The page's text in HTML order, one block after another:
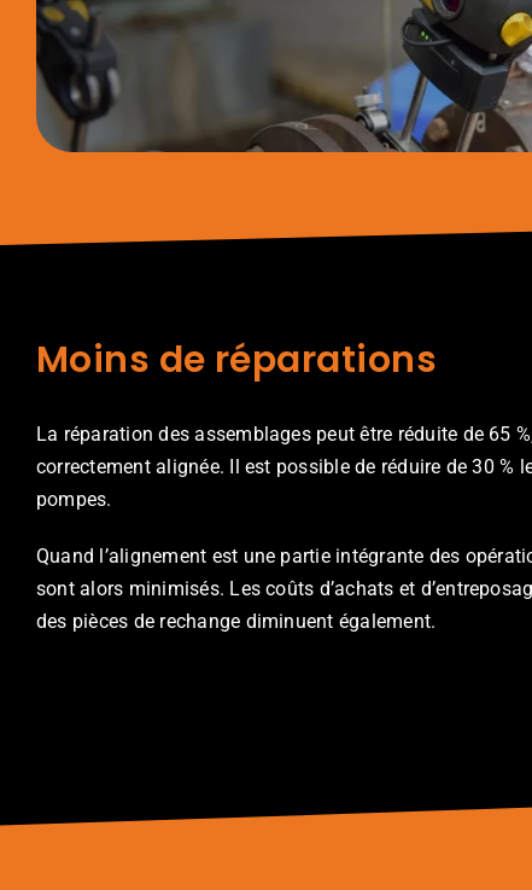
Moins de réparations
La réparation des assemblages peut être réduite de 65
correctement alignée. Il est possible de réduire de 30 %
pompes.
Quand l’alignement est une partie intégrante des
sont alors minimisés. Les coûts d’achats et
des pièces de rechange diminuent également.